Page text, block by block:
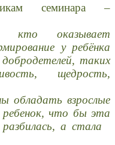
семинара –
оказывает
у ребёнка
добродетелей, таких
щедрость,
обладать взрослые
что бы эта
разбилась, а стала